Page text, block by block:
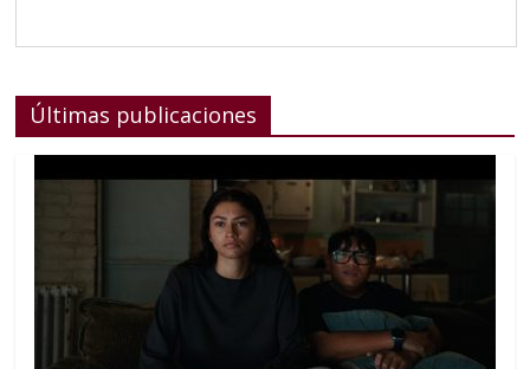
Últimas publicaciones